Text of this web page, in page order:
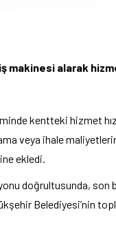
makinesi alarak
kentteki hizmet
veya ihale
ekledi.
doğrultusunda,
Belediyesi’nin